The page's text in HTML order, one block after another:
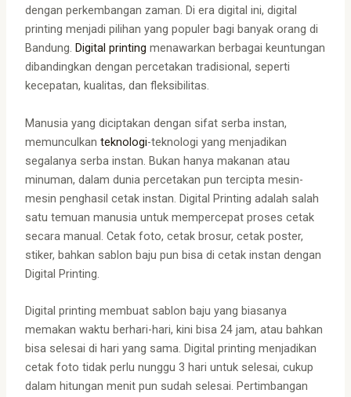
dengan perkembangan zaman. Di era digital ini, digital
printing menjadi pilihan yang populer bagi banyak orang di
Bandung. Digital printingmenawarkan berbagai keuntungan
dibandingkan dengan percetakan tradisional, seperti
kecepatan, kualitas, dan fleksibilitas.
Manusia yang diciptakan dengan sifat serba instan,
memunculkanteknologi-teknologi yang menjadikan
segalanya serba instan. Bukan hanya makanan atau
minuman, dalam dunia percetakan pun tercipta mesin-
mesin penghasil cetak instan. Digital Printing adalah salah
satu temuan manusia untuk mempercepat proses cetak
secara manual. Cetak foto, cetak brosur, cetak poster,
stiker, bahkan sablon baju pun bisa di cetak instan dengan
Digital Printing.
Digital printing membuat sablon baju yang biasanya
memakan waktu berhari-hari, kini bisa 24 jam, atau bahkan
bisa selesai di hari yang sama. Digital printing menjadikan
cetak foto tidak perlu nunggu 3 hari untuk selesai, cukup
dalam hitungan menit pun sudah selesai.Pertimbangan